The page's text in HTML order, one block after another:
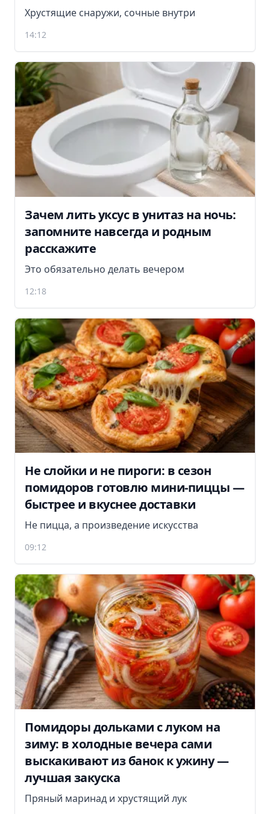
Хрустящие снаружи, сочные внутри
14:12
Зачем лить уксус в унитаз на ночь:
запомните навсегда и родным
расскажите
Это обязательно делать вечером
12:18
Не слойки и не пироги: в сезон
помидоров готовлю мини-пиццы —
быстрее и вкуснее доставки
Не пицца, а произведение искусства
09:12
Помидоры дольками с луком на
зиму: в холодные вечера сами
выскакивают из банок к ужину —
лучшая закуска
Пряный маринад и хрустящий лук